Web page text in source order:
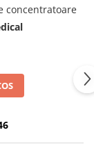
concentratoare